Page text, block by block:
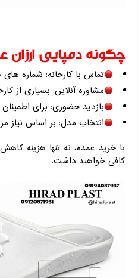
چگونه دمپایی ارزان
تماس با کارخانه: شماره ‌های
مشاوره آنلاین: بسیاری از
بازدید حضوری: برای
انتخاب مدل: بر اساس نیاز
با خرید عمده، نه تنها هزینه
کافی خواهید داشت.